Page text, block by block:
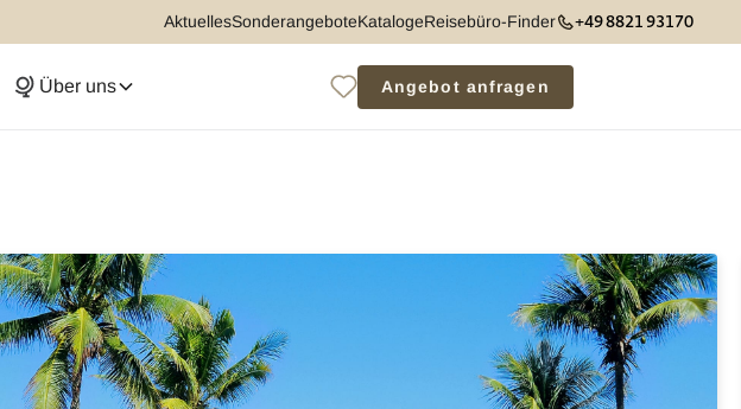
AktuellesSonderangeboteKatalogeReisebüro-Finder +49 8821 93170
Über uns Angebot anfragen